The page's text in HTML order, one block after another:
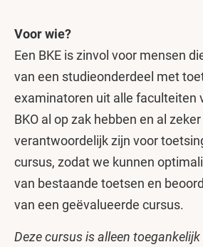
Voor wie?
Een BKE is zinvol voor mensen
van een studieonderdeel met
examinatoren uit alle faculteiten
BKO al op zak hebben en al
verantwoordelijk zijn voor
cursus, zodat we kunnen
van bestaande toetsen en
van een geëvalueerde cursus.
Deze cursus is alleen